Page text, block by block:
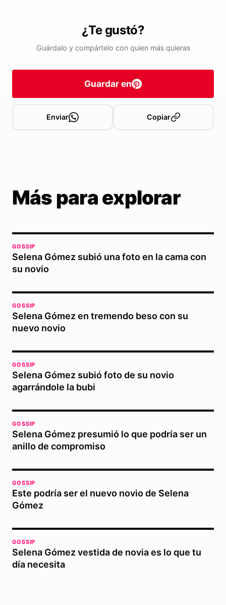
¿Te gustó?
Guárdalo y compártelo con quien más quieras
Guardar en
Enviar Copiar
Más para explorar
GOSSIP
Selena Gómez subió una foto en la cama con
su novio
GOSSIP
Selena Gómez en tremendo beso con su
nuevo novio
GOSSIP
Selena Gómez subió foto de su novio
agarrándole la bubi
GOSSIP
Selena Gómez presumió lo que podría ser un
anillo de compromiso
GOSSIP
Este podría ser el nuevo novio de Selena
Gómez
GOSSIP
Selena Gómez vestida de novia es lo que tu
día necesita